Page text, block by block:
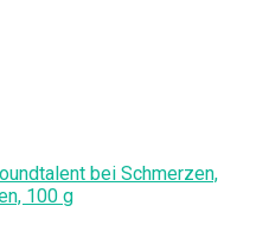
bei Schmerzen,
100 g